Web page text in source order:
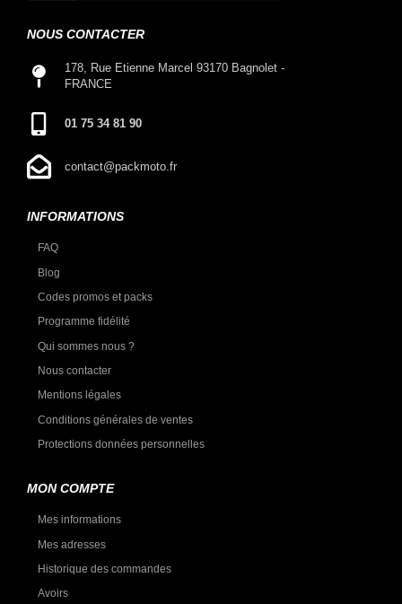
NOUS CONTACTER
178, Rue Etienne Marcel 93170 Bagnolet -
FRANCE
01 75 34 81 90
contact@packmoto.fr
INFORMATIONS
FAQ
Blog
Codes promos et packs
Programme fidélité
Qui sommes nous ?
Nous contacter
Mentions légales
Conditions générales de ventes
Protections données personnelles
MON COMPTE
Mes informations
Mes adresses
Historique des commandes
Avoirs